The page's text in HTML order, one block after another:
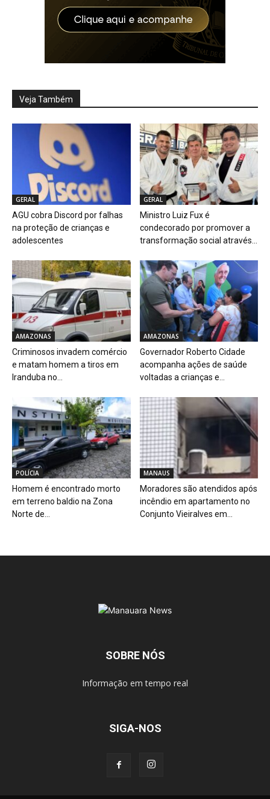
Veja Também
GERAL
AGU cobra Discord por falhas
na proteção de crianças e
adolescentes
GERAL
Ministro Luiz Fux é
condecorado por promover a
transformação social através...
AMAZONAS
Criminosos invadem comércio
e matam homem a tiros em
Iranduba no...
AMAZONAS
Governador Roberto Cidade
acompanha ações de saúde
voltadas a crianças e...
POLÍCIA
Homem é encontrado morto
em terreno baldio na Zona
Norte de...
MANAUS
Moradores são atendidos após
incêndio em apartamento no
Conjunto Vieiralves em...
SOBRE NÓS
Informação em tempo real
SIGA-NOS